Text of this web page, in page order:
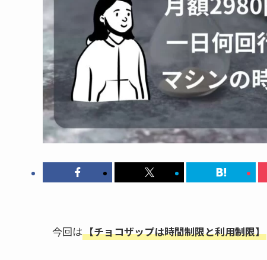
今回は【チョコザップは時間制限と利用制限】